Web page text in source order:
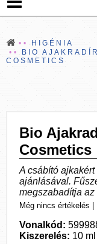
HIGÉNIA
BIO
COSMETICS
Bio
Cosmetics
A csábító
ajánlásával.
megszabadítja az
Még nincs értékelés
Vonalkód:
Kiszerelés: 10 ml